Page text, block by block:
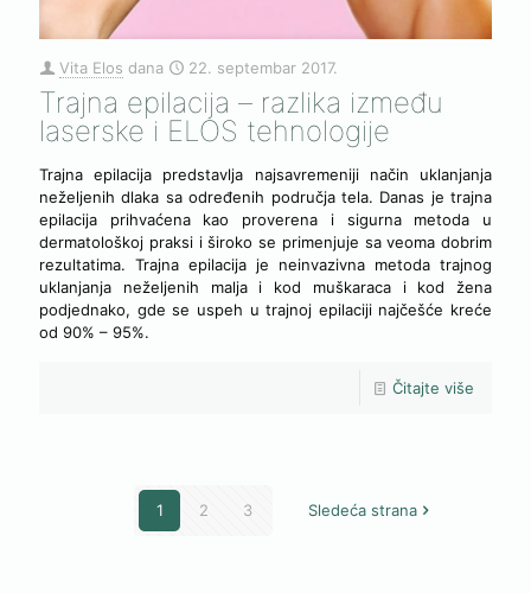
Vita Elos dana 22. septembar 2017.
Trajna epilacija – razlika između
laserske i ELOS tehnologije
Trajna epilacija predstavlja najsavremeniji način uklanjanja
neželjenih dlaka sa određenih područja tela. Danas je trajna
epilacija prihvaćena kao proverena i sigurna metoda u
dermatološkoj praksi i široko se primenjuje sa veoma dobrim
rezultatima. Trajna epilacija je neinvazivna metoda trajnog
uklanjanja neželjenih malja i kod muškaraca i kod žena
podjednako, gde se uspeh u trajnoj epilaciji najčešće kreće
od 90% – 95%.
Čitajte više
1 2 3 Sledeća strana